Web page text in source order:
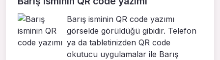
Barış isminin QR code yazımı
görselde görüldüğü gibidir. Telefon
ya da tabletinizden QR code
okutucu uygulamalar ile Barış